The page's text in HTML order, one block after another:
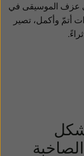
New Zealand
عزف الموسيقى في
أتمّ وأكمل، تصير